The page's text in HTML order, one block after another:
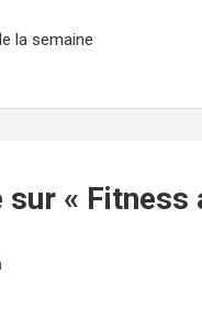
la semaine
sur « Fitness